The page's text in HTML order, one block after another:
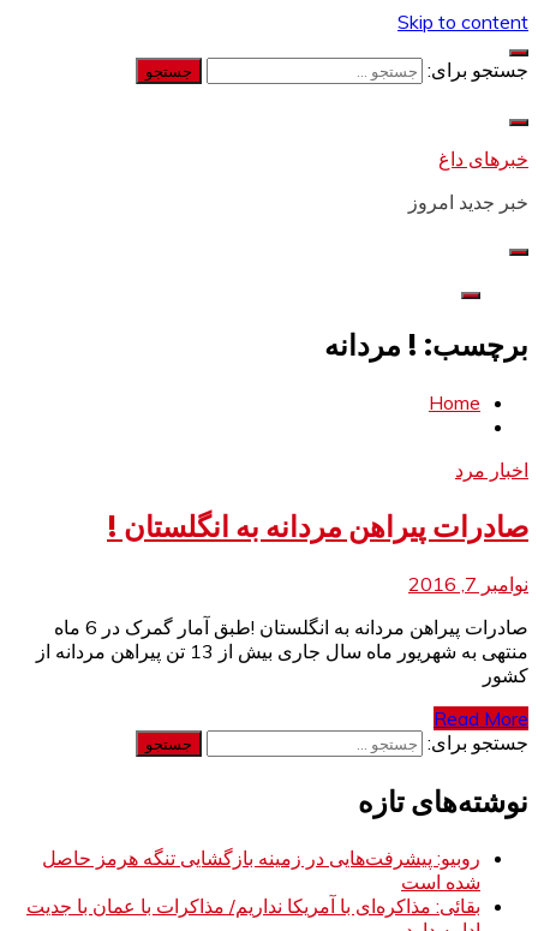
Skip to content
جستجو برای:
خبرهای داغ
خبر جدید امروز
برچسب: ! مردانه
Home
اخبار مرد
صادرات پیراهن مردانه به انگلستان !
نوامبر 7, 2016
صادرات پیراهن مردانه به انگلستان !طبق آمار گمرک در 6 ماه
منتهی به شهریور ماه سال جاری بیش از 13 تن پیراهن مردانه از
کشور
Read More
جستجو برای:
نوشته‌های تازه
روبیو: پیشرفت‌هایی در زمینه بازگشایی تنگه هرمز حاصل
شده است
بقائی: مذاکره‌ای با آمریکا نداریم/ مذاکرات با عمان با جدیت